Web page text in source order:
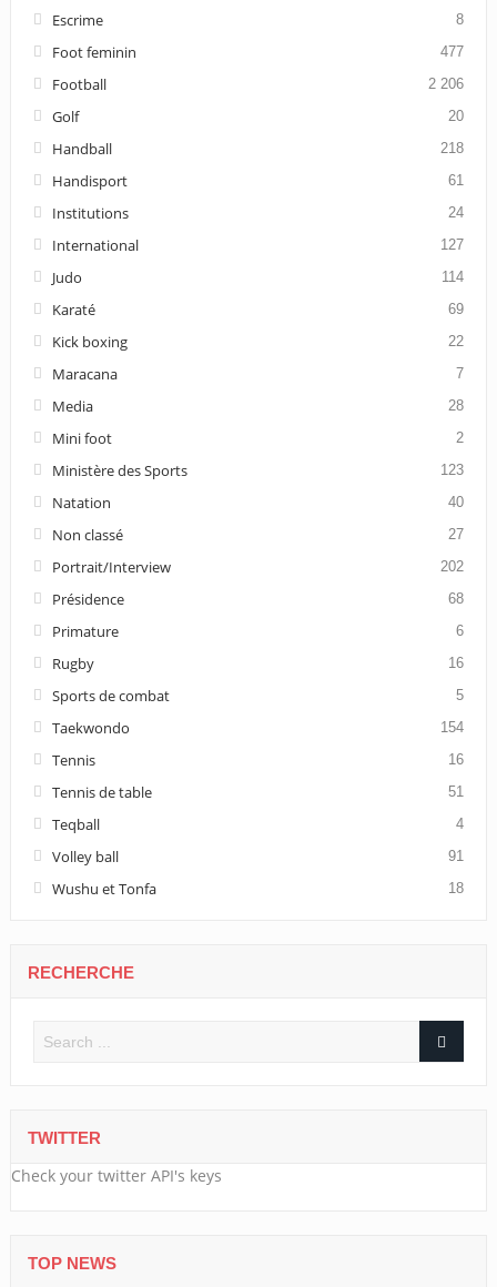
Escrime 8
Foot feminin 477
Football 2 206
Golf 20
Handball 218
Handisport 61
Institutions 24
International 127
Judo 114
Karaté 69
Kick boxing 22
Maracana 7
Media 28
Mini foot 2
Ministère des Sports 123
Natation 40
Non classé 27
Portrait/Interview 202
Présidence 68
Primature 6
Rugby 16
Sports de combat 5
Taekwondo 154
Tennis 16
Tennis de table 51
Teqball 4
Volley ball 91
Wushu et Tonfa 18
RECHERCHE
TWITTER
Check your twitter API's keys
TOP NEWS